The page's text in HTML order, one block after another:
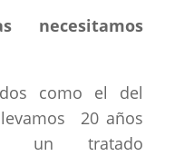
necesitamos
como el del
20 años
un tratado